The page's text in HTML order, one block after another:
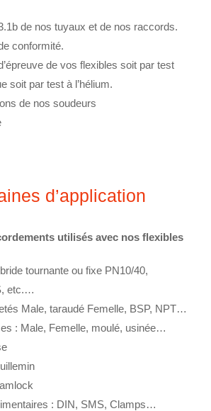
de nos tuyaux et de nos raccords.
conformité.
de vos flexibles soit par test
soit par test à l’hélium.
de nos soudeurs
d’application
utilisés avec nos flexibles
tournante ou fixe PN10/40,
etc.…
Male, taraudé Femelle, BSP, NPT…
: Male, Femelle, moulé, usinée…
: DIN, SMS, Clamps…